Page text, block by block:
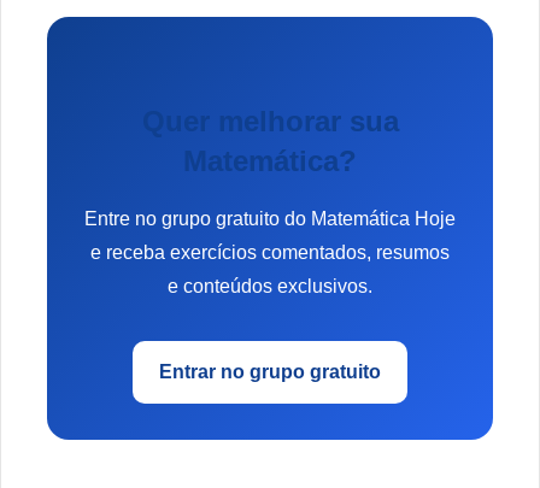
Quer melhorar sua
Matemática?
Entre no grupo gratuito do Matemática Hoje
e receba exercícios comentados, resumos
e conteúdos exclusivos.
Entrar no grupo gratuito